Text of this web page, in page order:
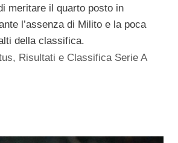
meritare il quarto posto in
l’assenza di Milito e la poca
della classifica.
, Risultati e Classifica Serie A